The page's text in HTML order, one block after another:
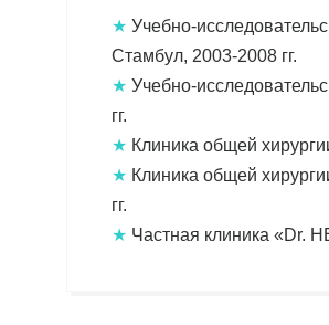
★ Учебно-
Стамбул, 2003-2008 гг.
★ Учебно-
гг.
★ Клиника общей
★ Клиника общей
гг.
★ Частная клиника «Dr.